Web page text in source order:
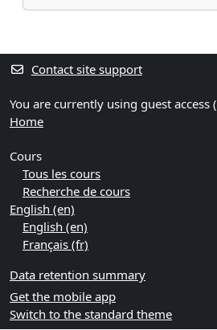
Contact site support
You are currently using guest access (
Home
Cours
Tous les cours
Recherche de cours
English ‎(en)‎
English ‎(en)‎
Français ‎(fr)‎
Data retention summary
Get the mobile app
Switch to the standard theme